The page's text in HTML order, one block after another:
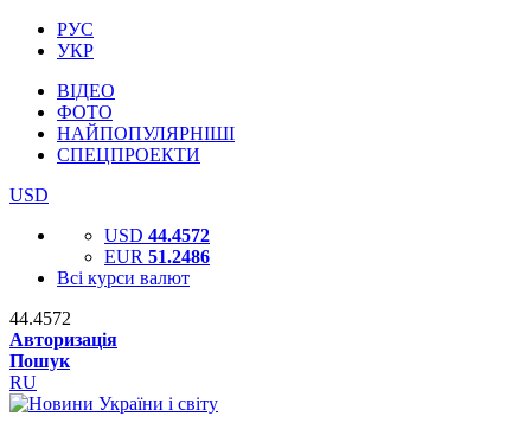
РУС
УКР
ВІДЕО
ФОТО
НАЙПОПУЛЯРНІШІ
СПЕЦПРОЕКТИ
USD
USD 44.4572
EUR 51.2486
Всі курси валют
44.4572
Авторизація
Пошук
RU